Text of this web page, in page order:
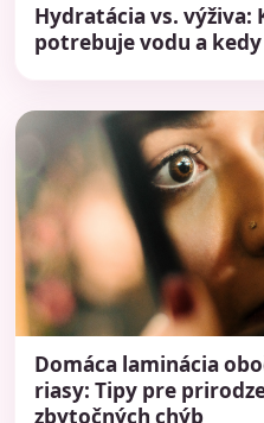
Hydratácia vs. výživa:
potrebuje vodu a
Domáca laminácia
riasy: Tipy pre
zbytočných chýb